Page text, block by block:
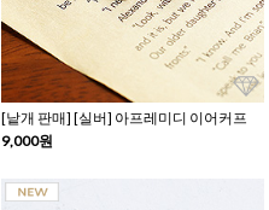
[낱개 판매] [실버] 아프레미디 이어커프
9,000원